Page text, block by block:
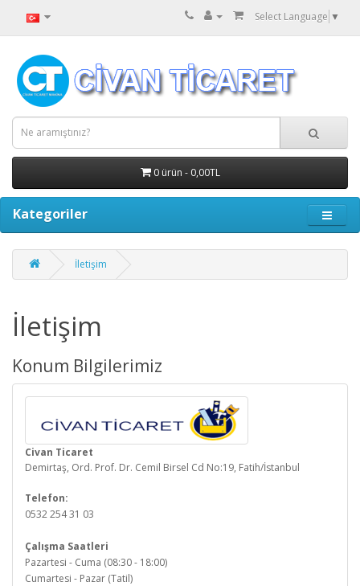
Select Language ▼
0 ürün - 0,00TL
Kategoriler
İletişim
İletişim
Konum Bilgilerimiz
Civan Ticaret
Demirtaş, Ord. Prof. Dr. Cemil Birsel Cd No:19, Fatih/İstanbul
Telefon:
0532 254 31 03
Çalışma Saatleri
Pazartesi - Cuma (08:30 - 18:00)
Cumartesi - Pazar (Tatil)